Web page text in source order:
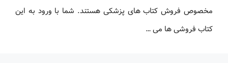
مخصوص فروش کتاب های پزشکی هستند. شما با ورود به این
کتاب فروشی ها می …